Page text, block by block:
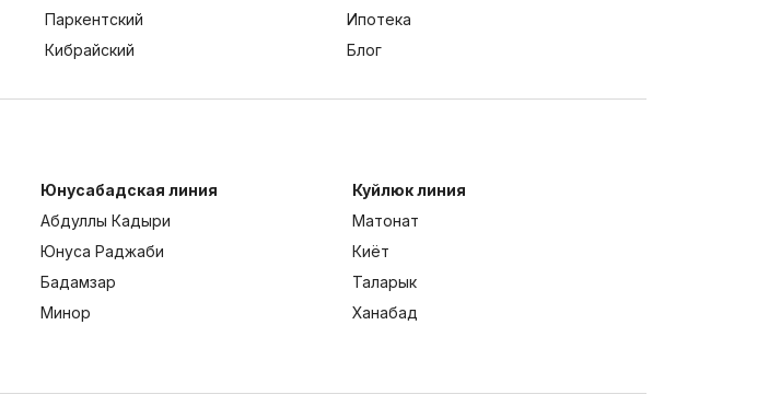
Паркентский
Кибрайский
Ипотека
Блог
Юнусабадская линия
Абдуллы Кадыри
Юнуса Раджаби
Бадамзар
Минор
Куйлюк линия
Матонат
Киёт
Таларык
Ханабад